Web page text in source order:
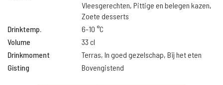
Vleesgerechten, Pittige en belegen kazen,
Zoete desserts
Drinktemp.
6-10 °C
Volume
33 cl
Drinkmoment
Terras, In goed gezelschap, Bij het eten
Gisting
Bovengistend